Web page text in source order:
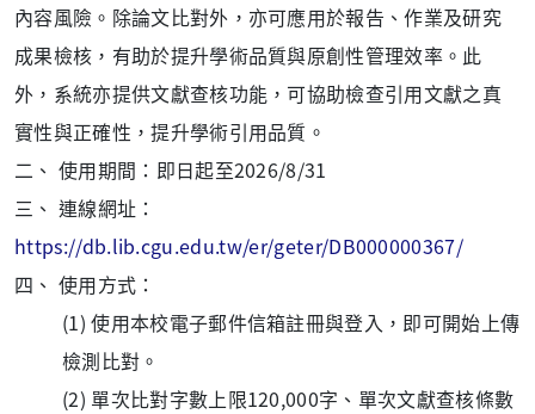
內容風險。除論文比對外，亦可應用於報告、作業及研究
成果檢核，有助於提升學術品質與原創性管理效率。此
外，系統亦提供文獻查核功能，可協助檢查引用文獻之真
實性與正確性，提升學術引用品質。
二、 使用期間：即日起至2026/8/31
三、 連線網址：
https://db.lib.cgu.edu.tw/er/geter/DB000000367/
四、 使用方式：
(1) 使用本校電子郵件信箱註冊與登入，即可開始上傳
檢測比對。
(2) 單次比對字數上限120,000字、單次文獻查核條數